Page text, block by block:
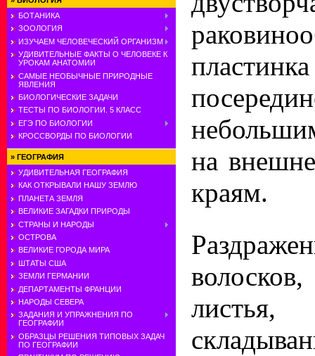
БОТАНИКА
ЗООЛОГИЯ
ИЗУЧАЕМ ЧЕЛОВЕЧЕСКИЙ ОРГАНИЗМ
УДИВИТЕЛЬНЫЕ ФАКТЫ О ЧЕЛОВЕКЕ К
УРОКАМ АНАТОМИИ
САМЫЕ НЕОБЫЧНЫЕ ПРИРОДНЫЕ
ЯВЛЕНИЯ
БИОЛОГИЧЕСКИЕ ЗАДАЧИ
ТЕСТЫ ПО БИОЛОГИИ. 5 КЛАСС
ЕГЭ ПО БИОЛОГИИ
КРОССВОРДЫ ПО БИОЛОГИИ
» ГЕОГРАФИЯ
УДИВИТЕЛЬНАЯ ГЕОГРАФИЯ
КАК ОТКРЫВАЛИ НАШУ ЗЕМЛЮ
ПЛАНЕТА ЗЕМЛЯ
ВЕЛИКИЕ ЗАГАДКИ ПРИРОДЫ
СТРАНЫ И НАРОДЫ
ОСТРОВА
ВЕЛИКИЕ ГОРОДА МИРА
ШТАТЫ США
ЗЕМЛИ ГЕРМАНИИ
ДЕПАРТАМЕНТЫ ФРАНЦИИ
НАРОДЫ СЕВЕРА
ЗАДАНИЯ И УПРАЖНЕНИЯ ПО
ГЕОГРАФИИ
ОБРАЗЦЫ РЕШЕНИЯ ТИПОВЫХ ЗАДАЧ
ПО ГЕОГРАФИИ
на
краям.